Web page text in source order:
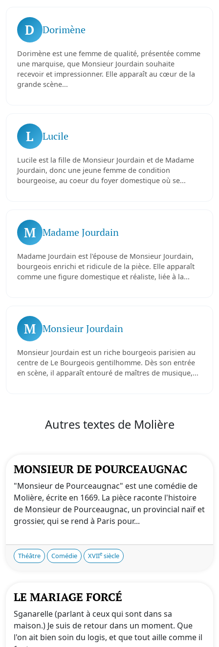
D Dorimène
Dorimène est une femme de qualité, présentée comme
une marquise, que Monsieur Jourdain souhaite
recevoir et impressionner. Elle apparaît au cœur de la
grande scène...
L Lucile
Lucile est la fille de Monsieur Jourdain et de Madame
Jourdain, donc une jeune femme de condition
bourgeoise, au coeur du foyer domestique où se...
M Madame Jourdain
Madame Jourdain est l'épouse de Monsieur Jourdain,
bourgeois enrichi et ridicule de la pièce. Elle apparaît
comme une figure domestique et réaliste, liée à la...
M Monsieur Jourdain
Monsieur Jourdain est un riche bourgeois parisien au
centre de Le Bourgeois gentilhomme. Dès son entrée
en scène, il apparaît entouré de maîtres de musique,...
Autres textes de Molière
MONSIEUR DE POURCEAUGNAC
"Monsieur de Pourceaugnac" est une comédie de
Molière, écrite en 1669. La pièce raconte l'histoire
de Monsieur de Pourceaugnac, un provincial naïf et
grossier, qui se rend à Paris pour...
Théâtre Comédie XVIIe siècle
LE MARIAGE FORCÉ
Sganarelle (parlant à ceux qui sont dans sa
maison.) Je suis de retour dans un moment. Que
l'on ait bien soin du logis, et que tout aille comme il